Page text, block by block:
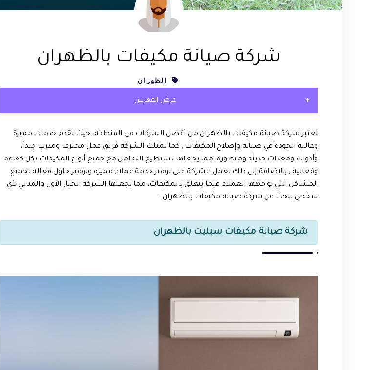
شركة صيانة مكيفات بالظهران
الظهران
عرض الفهرس
تعتبر شركة صيانة مكيفات بالظهران من أفضل الشركات في المنطقة، حيث تقدم خدمات مميزة
وعالية الجودة في صيانة وإصلاح المكيفات , كما تمتلك الشركة فريق عمل محترف ومدرب جيداً،
وأدوات ومعدات حديثة ومتطورة، مما يجعلها تستطيع التعامل مع جميع أنواع المكيفات بكل كفاءة
وفعالية , بالإضافة إلى ذلك تعمل الشركة على توفير خدمة عملاء مميزة وتوفير حلول فعالة لجميع
المشاكل التي يواجهها العملاء فيما يتعلق بالمكيفات، مما يجعلها الشركة الخيار الأول والمثالي لأي
شخص يبحث عن شركة صيانة مكيفات بالظهران .
شركة صيانة مكيفات سبليت بالظهران